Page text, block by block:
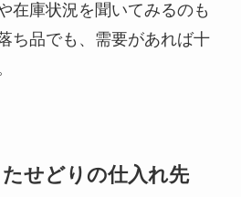
在庫状況を聞いてみるのも
ち品でも、需要があれば十
せどりの仕入れ先